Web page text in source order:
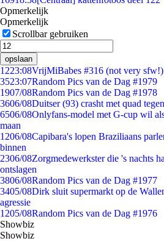
Opmerkelijk
Opmerkelijk
Scrollbar gebruiken
opslaan
1223:08VrijMiBabes #316 (not very sfw!)
3523:07Random Pics van de Dag #1979
1907/08Random Pics van de Dag #1978
3606/08Duitser (93) crasht met quad
6506/08Onlyfans-model met G-cup wil
maan
1206/08Capibara's lopen Braziliaans
binnen
2306/08Zorgmedewerkster die 's nachts
ontslagen
3806/08Random Pics van de Dag #1977
3405/08Dirk sluit supermarkt op de
agressie
1205/08Random Pics van de Dag #1976
Showbiz
Showbiz